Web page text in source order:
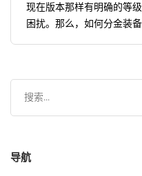
现在版本那样有明确的等
困扰。那么，如何分金装
搜索...
导航